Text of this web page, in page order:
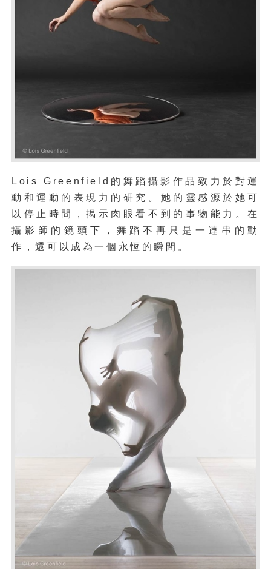
Lois Greenfield的舞蹈攝影作品致力於對運
動和運動的表現力的研究。她的靈感源於她可
以停止時間，揭示肉眼看不到的事物能力。在
攝影師的鏡頭下，舞蹈不再只是一連串的動
作，還可以成為一個永恆的瞬間。